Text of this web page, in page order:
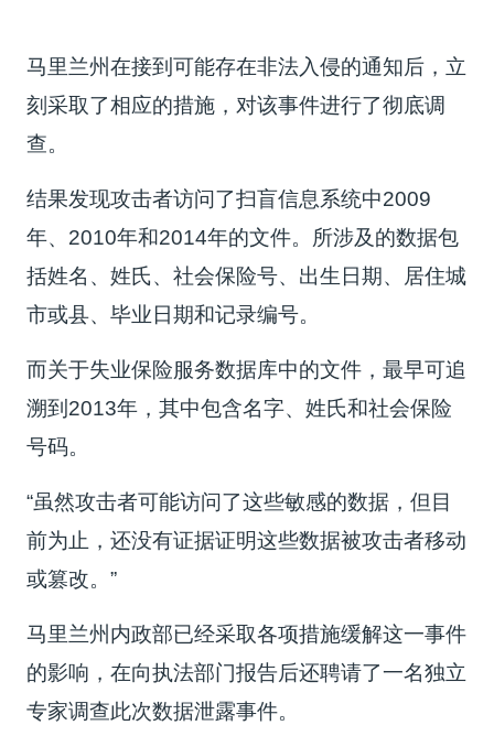
马里兰州在接到可能存在非法入侵的通知后，立
刻采取了相应的措施，对该事件进行了彻底调
查。
结果发现攻击者访问了扫盲信息系统中2009
年、2010年和2014年的文件。所涉及的数据包
括姓名、姓氏、社会保险号、出生日期、居住城
市或县、毕业日期和记录编号。
而关于失业保险服务数据库中的文件，最早可追
溯到2013年，其中包含名字、姓氏和社会保险
号码。
“虽然攻击者可能访问了这些敏感的数据，但目
前为止，还没有证据证明这些数据被攻击者移动
或篡改。”
马里兰州内政部已经采取各项措施缓解这一事件
的影响，在向执法部门报告后还聘请了一名独立
专家调查此次数据泄露事件。